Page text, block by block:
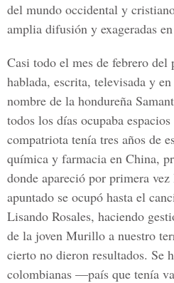
del mundo occidental y
amplia difusión y exageradas
Casi todo el mes de febrero del
hablada, escrita, televisada y
nombre de la hondureña
todos los días ocupaba
compatriota tenía tres años de
química y farmacia en China,
donde apareció por primera
apuntado se ocupó hasta el
Lisando Rosales, haciendo
de la joven Murillo a nuestro
cierto no dieron resultados. Se
colombianas —país que tenía